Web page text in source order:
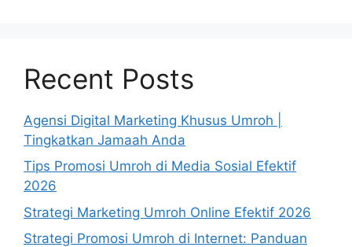
Recent Posts
Agensi Digital Marketing Khusus Umroh |
Tingkatkan Jamaah Anda
Tips Promosi Umroh di Media Sosial Efektif
2026
Strategi Marketing Umroh Online Efektif 2026
Strategi Promosi Umroh di Internet: Panduan